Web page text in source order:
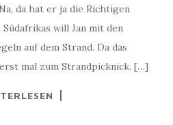
da hat er ja die Richtigen
will Jan mit den
auf dem Strand. Da das
mal zum Strandpicknick. […]